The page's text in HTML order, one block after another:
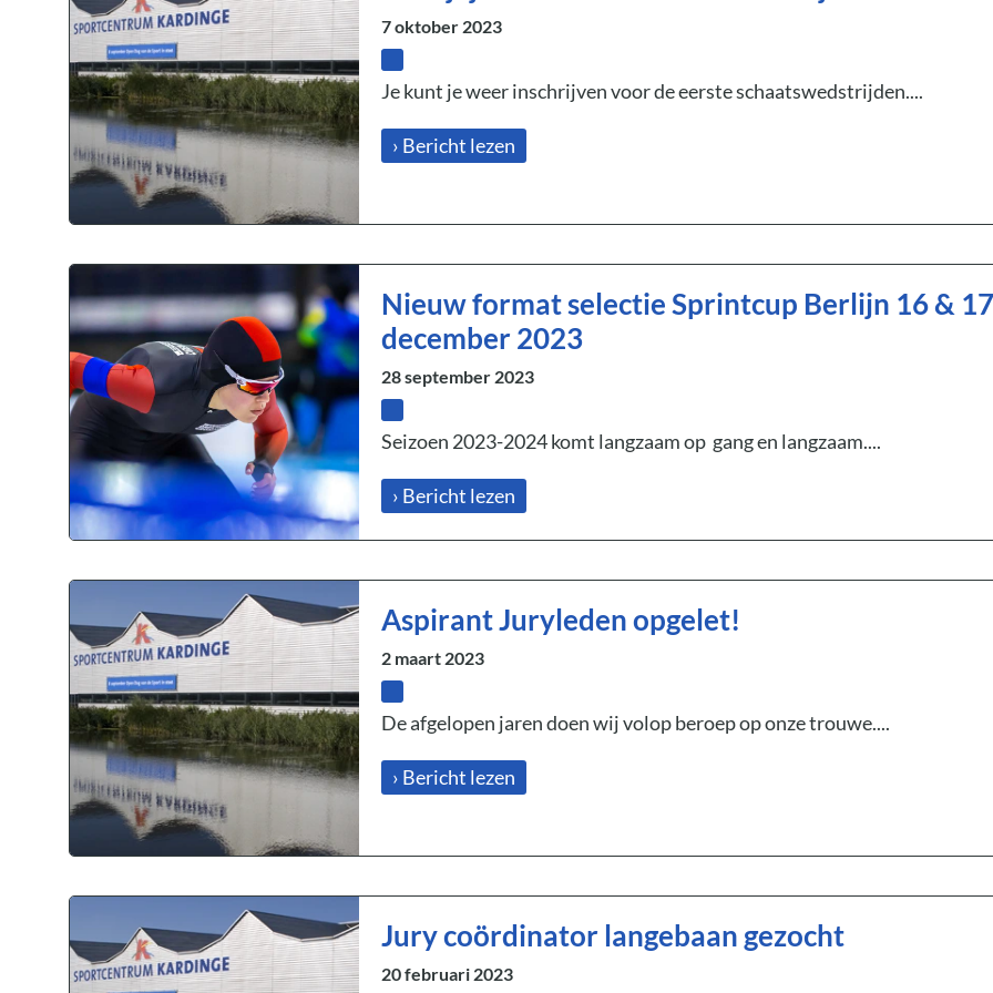
7 oktober 2023
Je kunt je weer inschrijven voor de eerste schaatswedstrijden....
› Bericht lezen
Nieuw format selectie Sprintcup Berlijn 16 & 17
december 2023
28 september 2023
Seizoen 2023-2024 komt langzaam op gang en langzaam....
› Bericht lezen
Aspirant Juryleden opgelet!
2 maart 2023
De afgelopen jaren doen wij volop beroep op onze trouwe....
› Bericht lezen
Jury coördinator langebaan gezocht
20 februari 2023